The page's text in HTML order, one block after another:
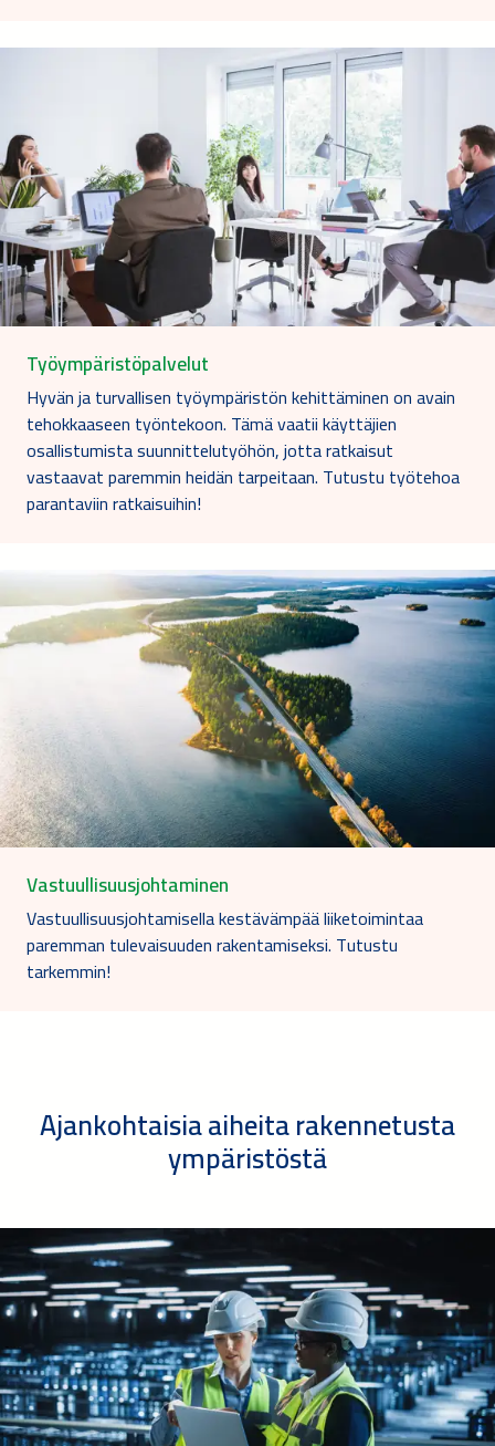
Työympäristöpalvelut
Hyvän ja turvallisen työympäristön kehittäminen on avain
tehokkaaseen työntekoon. Tämä vaatii käyttäjien
osallistumista suunnittelutyöhön, jotta ratkaisut
vastaavat paremmin heidän tarpeitaan. Tutustu työtehoa
parantaviin ratkaisuihin!
Vastuullisuusjohtaminen
Vastuullisuusjohtamisella kestävämpää liiketoimintaa
paremman tulevaisuuden rakentamiseksi. Tutustu
tarkemmin!
Ajankohtaisia aiheita rakennetusta
ympäristöstä